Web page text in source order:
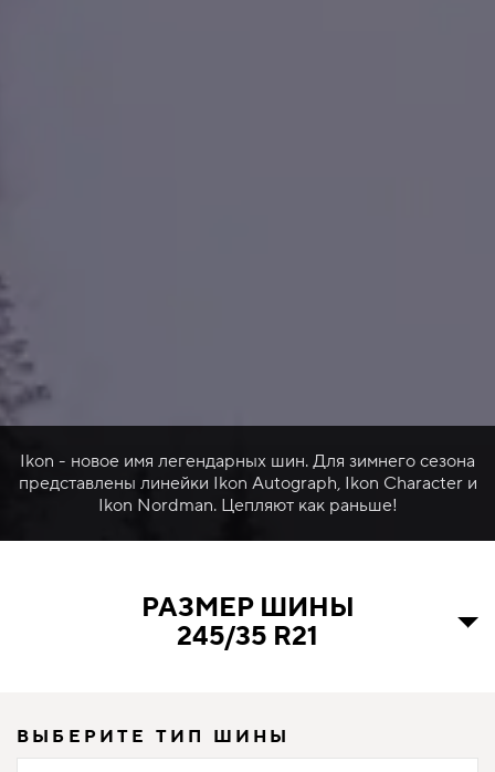
Ikon - новое имя легендарных шин. Для зимнего сезона
представлены линейки Ikon Autograph, Ikon Character и
Ikon Nordman. Цепляют как раньше!
РАЗМЕР ШИНЫ
245/35 R21
ВЫБЕРИТЕ ТИП ШИНЫ